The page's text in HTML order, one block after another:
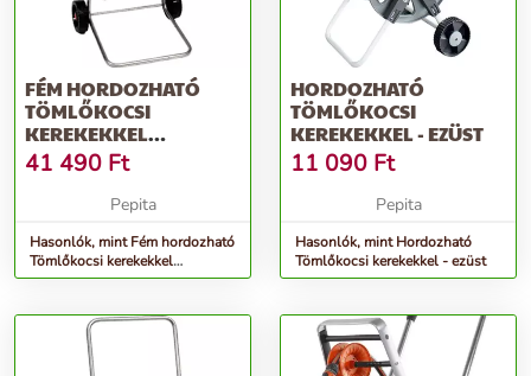
FÉM HORDOZHATÓ
TÖMLŐKOCSI
KEREKEKKEL
3/4&QUOT;-50M,
1&QUOT;-25M - EZÜST
41 490 Ft
Pepita
Hasonlók, mint Fém hordozható
Tömlőkocsi kerekekkel
3/4&quot;-50m, 1&quot;-25m -
HORDOZHATÓ
TÖMLŐKOCSI
KEREKEKKEL - EZÜST
11 090 Ft
Pepita
Hasonlók, mint Hordozható
Tömlőkocsi kerekekkel - ezüst